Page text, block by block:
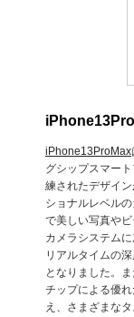
iPhone13ProMax
グシップスマー
練されたデザイ
ショナルレベル
で美しい写真や
カメラシステム
リアルタイムの
となりました。
チップによる優
え、さまざまな